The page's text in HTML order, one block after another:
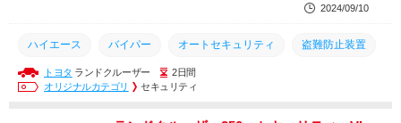
2024/09/10
ハイエース バイパー オートセキュリティ 盗難防止装置
7301V 坂田自動車商会 ドラレコ
トヨタ ランドクルーザー
2日間
オリジナルカテゴリ
セキュリティ